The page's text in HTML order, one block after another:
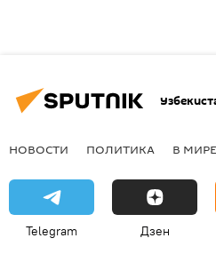
НОВОСТИ ПОЛИТИКА В МИРЕ
Telegram Дзен